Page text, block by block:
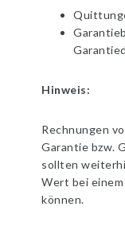
Hinweis:
Rechnungen
Garantie bzw.
sollten
Wert bei
können.